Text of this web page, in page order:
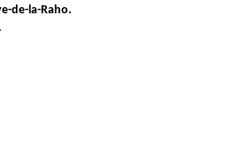
de-la-Raho.